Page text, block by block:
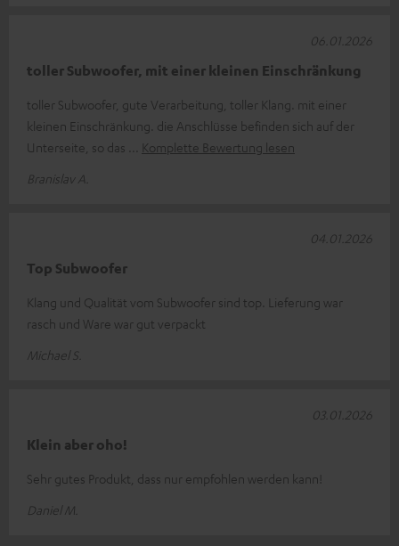
toller Subwoofer, mit einer kleinen Einschränkung
toller Subwoofer, gute Verarbeitung, toller Klang. mit einer
kleinen Einschränkung. die Anschlüsse befinden sich auf der
Unterseite, so das
Komplette Bewertung lesen
Branislav A.
06.01.2026
Top Subwoofer
Klang und Qualität vom Subwoofer sind top. Lieferung war
rasch und Ware war gut verpackt
Michael S.
04.01.2026
Klein aber oho!
Sehr gutes Produkt, dass nur empfohlen werden kann!
Daniel M.
03.01.2026